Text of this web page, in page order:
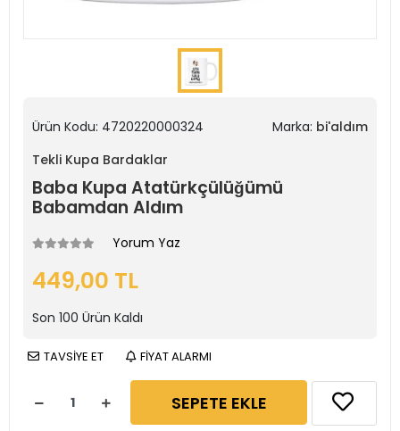
Ürün Kodu: 4720220000324 Marka: bi'aldım
Tekli Kupa Bardaklar
Baba Kupa Atatürkçülüğümü
Babamdan Aldım
Yorum Yaz
449,00 TL
Son 100 Ürün Kaldı
TAVSİYE ET FİYAT ALARMI
SEPETE EKLE